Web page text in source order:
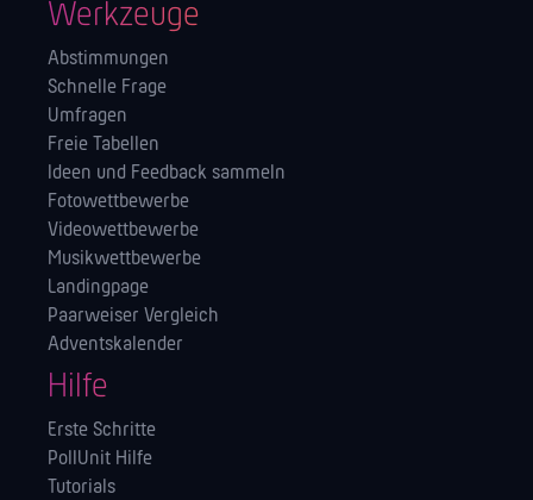
Werkzeuge
Abstimmungen
Schnelle Frage
Umfragen
Freie Tabellen
Ideen und Feedback sammeln
Fotowettbewerbe
Videowettbewerbe
Musikwettbewerbe
Landingpage
Paarweiser Vergleich
Adventskalender
Hilfe
Erste Schritte
PollUnit Hilfe
Tutorials